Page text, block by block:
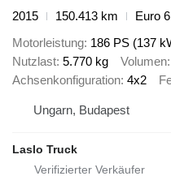
2015
150.413 km
Euro 6
Motorleistung 186 PS (137
Nutzlast 5.770 kg Volumen
Achsenkonfiguration 4x2
Ungarn, Budapest
Laslo Truck